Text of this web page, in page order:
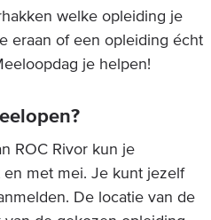
welke opleiding je
eraan of een opleiding écht
je helpen!
ROC Rivor kun je
met mei. Je kunt jezelf
De locatie van de